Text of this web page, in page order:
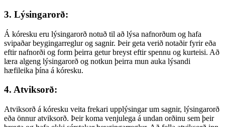
3. Lýsingarorð:
Á kóresku eru lýsingarorð notuð til að lýsa nafnorðum og hafa
svipaðar beygingarreglur og sagnir. Þeir geta verið notaðir fyrir eða
eftir nafnorði og form þeirra getur breyst eftir spennu og kurteisi. Að
læra algeng lýsingarorð og notkun þeirra mun auka lýsandi
hæfileika þína á kóresku.
4. Atviksorð:
Atviksorð á kóresku veita frekari upplýsingar um sagnir, lýsingarorð
eða önnur atviksorð. Þeir koma venjulega á undan orðinu sem þeir